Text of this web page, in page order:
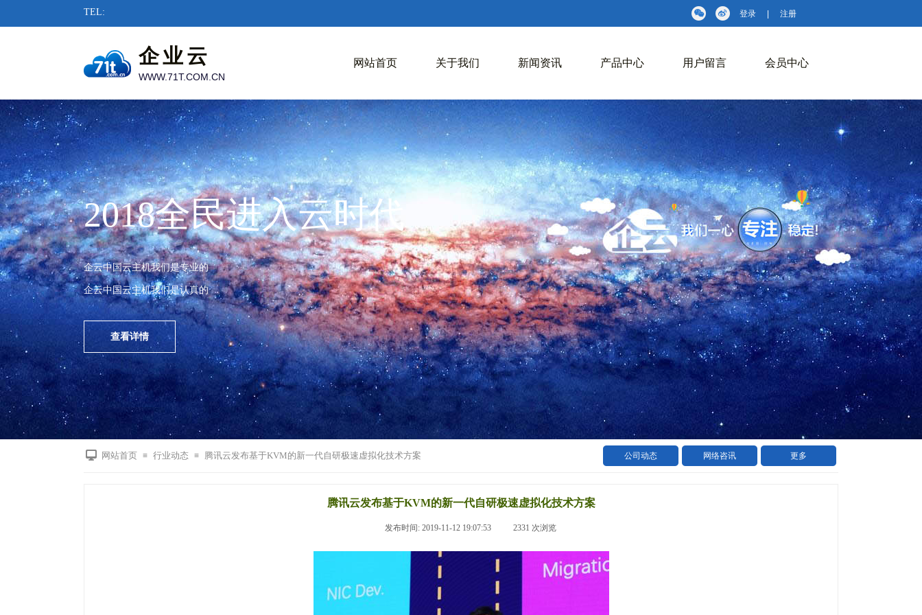
登录 注册
TEL:
网站首页 关于我们 新闻资讯 产品中心 用户留言 会员中心
企业云
WWW.71T.COM.CN
2018全民进入云时代
企云中国云主机我们是专业的
企云中国云主机我们是认真的
查看详情
公司动态 网络咨讯 更多
网站首页 ≡ 行业动态 ≡ 腾讯云发布基于KVM的新一代自研极速虚拟化技术方案
腾讯云发布基于KVM的新一代自研极速虚拟化技术方案
发布时间: 2019-11-12 19:07:53 2331 次浏览